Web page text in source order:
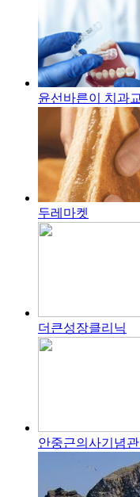
윤선바른이 치과
두레마켓
더큰성장클리닉
안중근의사기념